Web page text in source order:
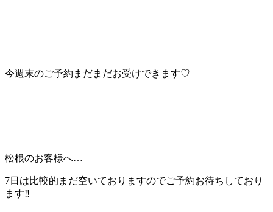
今週末のご予約まだまだお受けできます♡
松根のお客様へ…
7日は比較的まだ空いておりますのでご予約お待ちしており
ます‼︎